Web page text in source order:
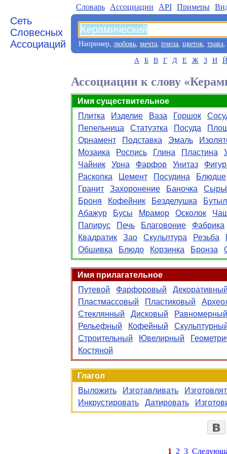
Сеть
Словесных
Ассоциаций
Словарь Aссоциации API Примеры
Например, любовь, мечта, пчела, цветок, трава,
А Б В Г Д Е Ж З И Й
Ассоциации к слову
Имя существительное
Плитка
Изделие Ваза Горшок
Пепельница
Статуэтка Посуда
Орнамент
Подставка Эмаль
Мозаика
Роспись Глина Пластина
Чайник
Урна Фарфор Унитаз
Раскопка
Цемент Посудина
Блюдце
Гранит
Захоронение Баночка
Броня
Кофейник Безделушка
Абажур
Бусы Мрамор Осколок
Папирус
Печь Благовоние
Фабрика
Квадратик
Зао Скульптура Резьба
Обшивка
Блюдо Корзинка Бронза
Имя прилагательное
Путевой
Фарфоровый
Пластмассовый
Пластиковый
Стеклянный
Дисковый
Равномерный
Рельефный
Кофейный
Строительный
Ювелирный
Костяной
Глагол
Выложить
Изготавливать
Инкрустировать
Датировать
1 2 3